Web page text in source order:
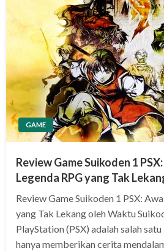
GAME
Review Game Suikoden 1
Legenda RPG yang Tak
Review Game Suikoden 1 PSX:
yang Tak Lekang oleh Waktu
PlayStation (PSX) adalah salah
hanya memberikan cerita